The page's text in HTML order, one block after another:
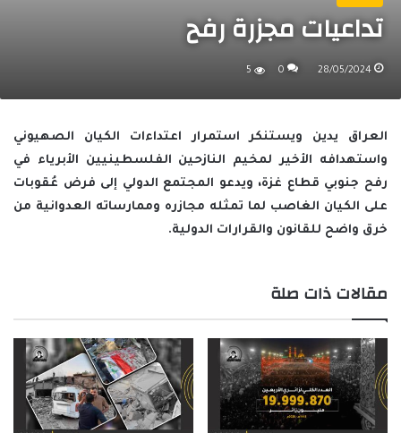
تداعيات مجزرة رفح
28/05/2024
0
5
العراق يدين ويستنكر استمرار اعتداءات الكيان الصهيوني
واستهدافه الأخير لمخيم النازحين الفلسطينيين الأبرياء في
رفح جنوبي قطاع غزة، ويدعو المجتمع الدولي إلى فرض عُقوبات
على الكيان الغاصب لما تمثله مجازره وممارساته العدوانية من
خرق واضح للقانون والقرارات الدولية.
مقالات ذات صلة